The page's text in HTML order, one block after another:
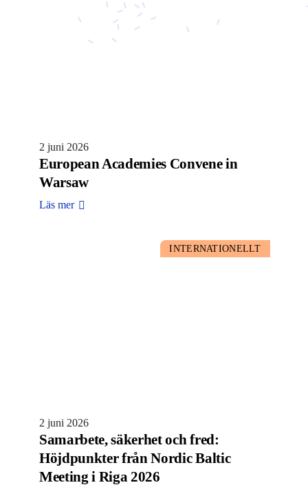
2 juni 2026
European Academies Convene in
Warsaw
Läs mer
INTERNATIONELLT
2 juni 2026
Samarbete, säkerhet och fred:
Höjdpunkter från Nordic Baltic
Meeting i Riga 2026